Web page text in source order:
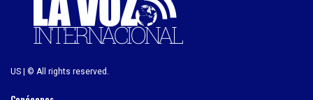
US | © All rights reserved.